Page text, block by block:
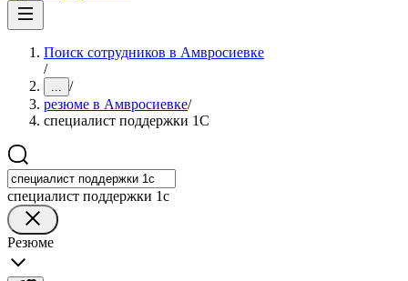
Поиск сотрудников в Амвросиевке
/
... /
резюме в Амвросиевке/
специалист поддержки 1С
специалист поддержки 1с
Резюме